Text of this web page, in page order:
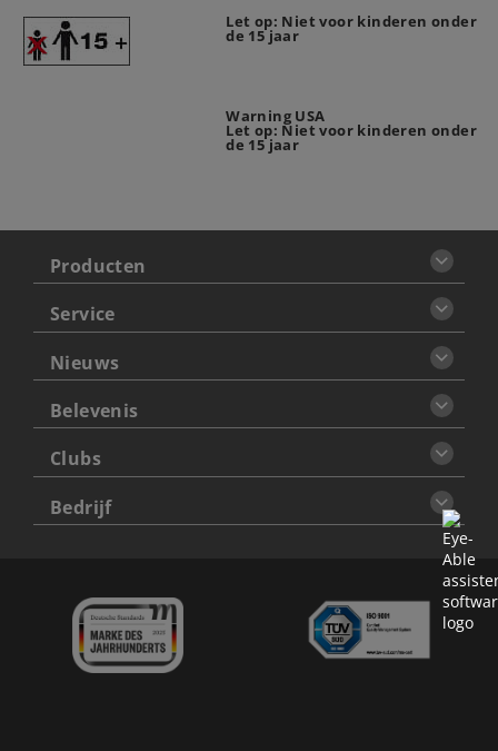
Let op: Niet voor kinderen onder
de 15 jaar
Warning USA
Let op: Niet voor kinderen onder
de 15 jaar
Producten
Service
Nieuws
Belevenis
Clubs
Bedrijf